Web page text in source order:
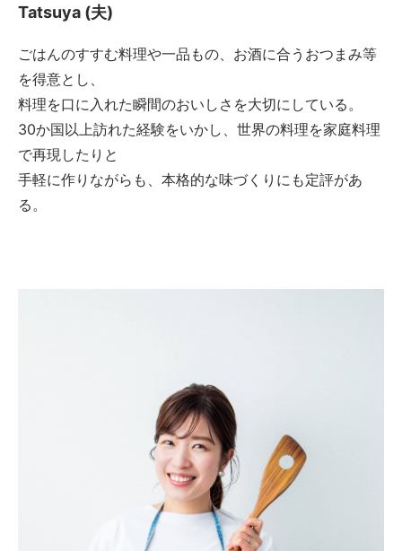
Tatsuya (夫)
ごはんのすすむ料理や一品もの、お酒に合うおつまみ等
を得意とし、
料理を口に入れた瞬間のおいしさを大切にしている。
30か国以上訪れた経験をいかし、世界の料理を家庭料理
で再現したりと
手軽に作りながらも、本格的な味づくりにも定評があ
る。